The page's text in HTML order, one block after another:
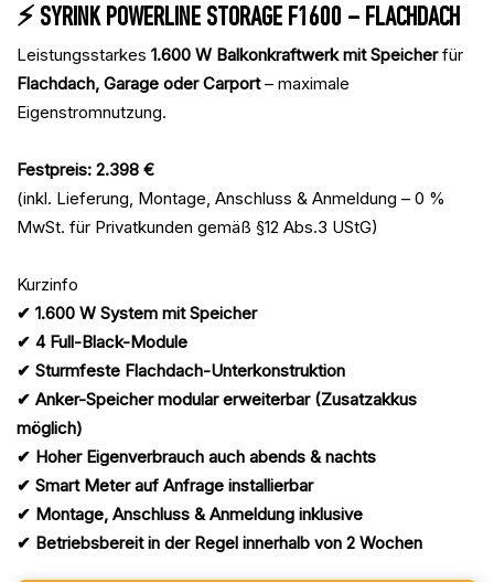
⚡ SYRINK POWERLINE STORAGE F1600 – FLACHDACH
Leistungsstarkes 1.600 W Balkonkraftwerk mit Speicherfür
Flachdach, Garage oder Carport– maximale
Eigenstromnutzung.
Festpreis: 2.398 €
(inkl. Lieferung, Montage, Anschluss & Anmeldung – 0 %
MwSt. für Privatkunden gemäß §12 Abs.3 UStG)
Kurzinfo
✔ 1.600 W System mit Speicher
✔ 4 Full-Black-Module
✔ Sturmfeste Flachdach-Unterkonstruktion
✔ Anker-Speicher modular erweiterbar (Zusatzakkus
möglich)
✔ Hoher Eigenverbrauch auch abends & nachts
✔ Smart Meter auf Anfrage installierbar
✔ Montage, Anschluss & Anmeldung inklusive
✔ Betriebsbereit in der Regel innerhalb von 2 Wochen